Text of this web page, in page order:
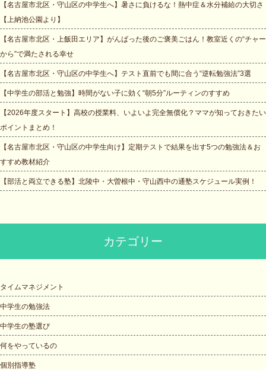
【名古屋市北区・守山区の中学生へ】暑さに負けるな！熱中症＆水分補給の大切さ
【上納池公園より】
【名古屋市北区・上飯田エリア】がんばった後のご褒美ごはん！教室近くの“チャー
から”で満たされる幸せ
【名古屋市北区・守山区の中学生へ】テスト直前でも間に合う“逆転勉強法”3選
【中学生の部活と勉強】時間がない子に効く“朝5分”ルーティンのすすめ
【2026年度スタート】高校の授業料、いよいよ完全無償化？ママが知っておきたい
ポイントまとめ！
【名古屋市北区・守山区の中学生向け】定期テストで結果を出す5つの勉強法＆お
すすめ教材紹介
【部活と両立できる塾】北陵中・大曽根中・守山西中の通塾スケジュール実例！
カテゴリー
タイムマネジメント
中学生の勉強法
中学生の塾選び
何をやっているの
個別指導塾